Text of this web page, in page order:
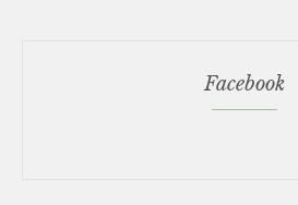
Facebook